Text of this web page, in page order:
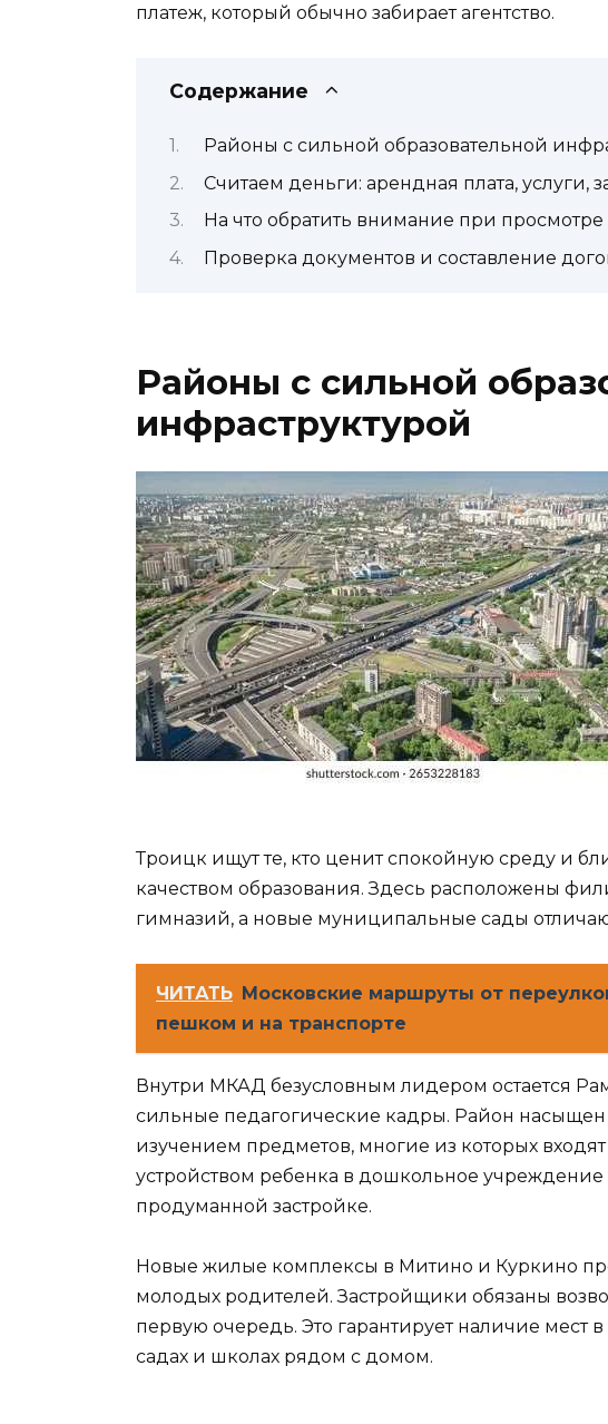
платеж, который обычно забирает агентство.
Содержание
Районы с сильной образовательной
Считаем деньги: арендная плата, услуги,
На что обратить внимание при
Проверка документов и составление
Районы с сильной
инфраструктурой
Троицк ищут те, кто ценит спокойную среду и
качеством образования. Здесь расположены
гимназий, а новые муниципальные сады
ЧИТАТЬ Московские маршруты от
пешком и на транспорте
Внутри МКАД безусловным лидером остается
сильные педагогические кадры. Район
изучением предметов, многие из которых
устройством ребенка в дошкольное учреждение
продуманной застройке.
Новые жилые комплексы в Митино и Куркино
молодых родителей. Застройщики обязаны
первую очередь. Это гарантирует наличие мест
садах и школах рядом с домом.